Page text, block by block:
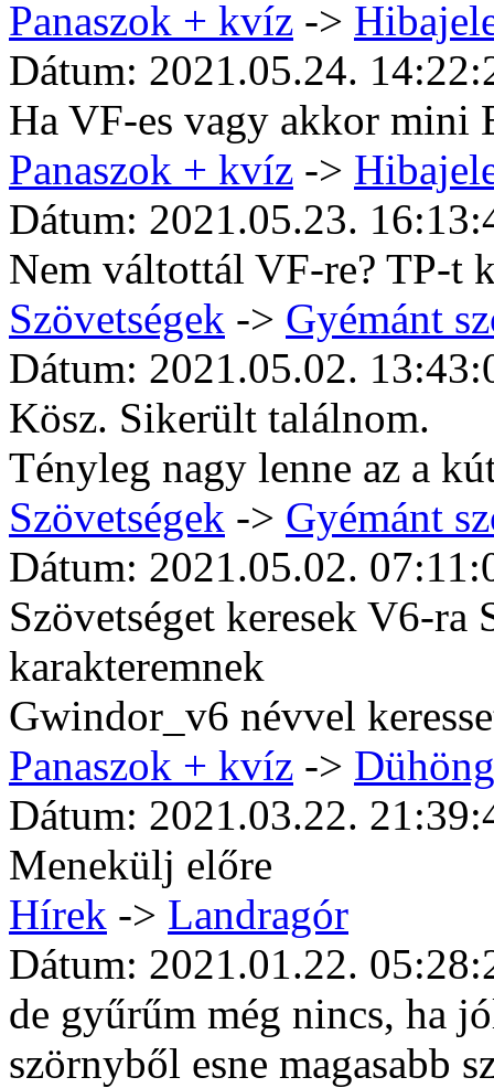
Panaszok + kvíz ->
Dátum: 2021.05.24.
Ha VF-es vagy akkor mini
Panaszok + kvíz ->
Dátum: 2021.05.23.
Nem váltottál VF-re? TP-t
Szövetségek -> Gyémánt
Dátum: 2021.05.02.
Kösz. Sikerült találnom.
Tényleg nagy lenne az a
Szövetségek -> Gyémánt
Dátum: 2021.05.02.
Szövetséget keresek V6-
karakteremnek
Gwindor_v6 névvel
Panaszok + kvíz ->
Dátum: 2021.03.22.
Menekülj előre
Hí­rek -> Landragór
Dátum: 2021.01.22.
de gyűrűm még nincs, ha
szörnyből esne magasabb